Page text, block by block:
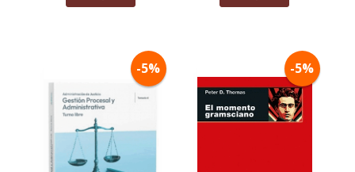
-5% -5%